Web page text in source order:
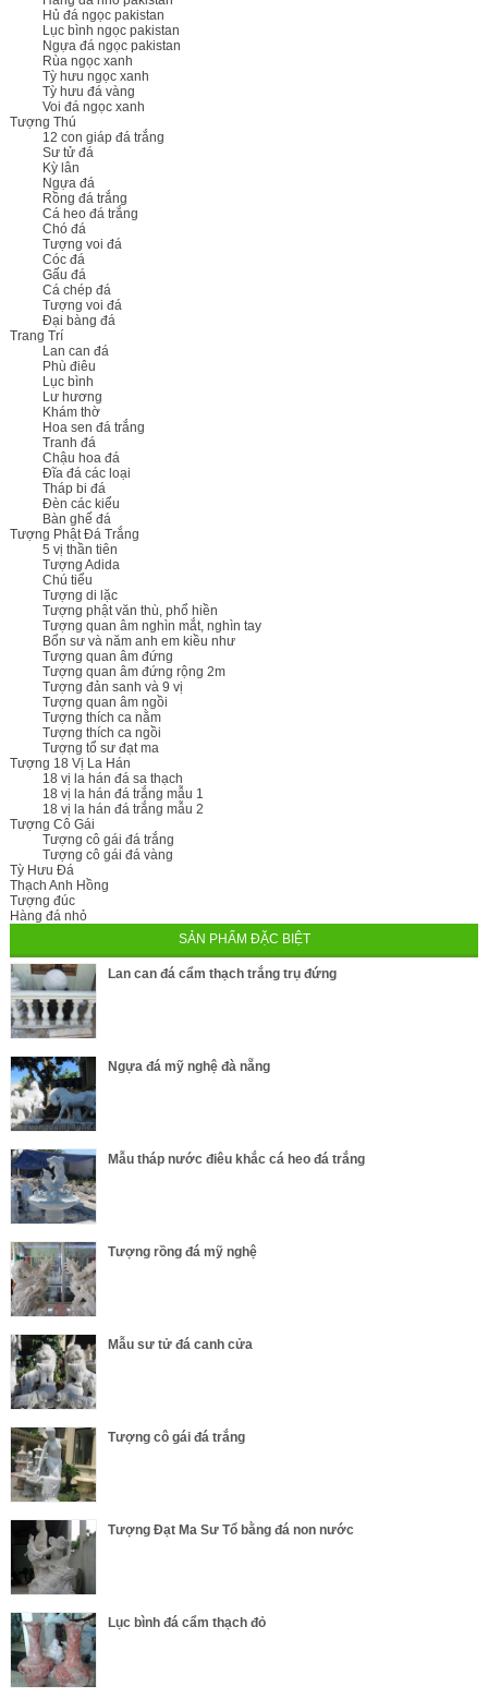
Hủ đá ngọc pakistan
Lục bình ngọc pakistan
Ngựa đá ngọc pakistan
Rùa ngọc xanh
Tỳ hưu ngọc xanh
Tỳ hưu đá vàng
Voi đá ngọc xanh
Tượng Thú
12 con giáp đá trắng
Sư tử đá
Kỳ lân
Ngựa đá
Rồng đá trắng
Cá heo đá trắng
Chó đá
Tượng voi đá
Cóc đá
Gấu đá
Cá chép đá
Tượng voi đá
Đại bàng đá
Trang Trí
Lan can đá
Phù điêu
Lục bình
Lư hương
Khám thờ
Hoa sen đá trắng
Tranh đá
Chậu hoa đá
Đĩa đá các loại
Tháp bi đá
Đèn các kiểu
Bàn ghế đá
Tượng Phật Đá Trắng
5 vị thần tiên
Tượng Adida
Chú tiểu
Tượng di lặc
Tượng phật văn thù, phổ hiền
Tượng quan âm nghìn mắt, nghìn tay
Bổn sư và năm anh em kiều như
Tượng quan âm đứng
Tượng quan âm đứng rộng 2m
Tượng đản sanh và 9 vị
Tượng quan âm ngồi
Tượng thích ca nằm
Tượng thích ca ngồi
Tượng tổ sư đạt ma
Tượng 18 Vị La Hán
18 vị la hán đá sa thạch
18 vị la hán đá trắng mẫu 1
18 vị la hán đá trắng mẫu 2
Tượng Cô Gái
Tượng cô gái đá trắng
Tượng cô gái đá vàng
Tỳ Hưu Đá
Thạch Anh Hồng
Tượng đúc
Hàng đá nhỏ
SẢN PHẨM ĐẶC BIỆT
Lan can đá cẩm thạch trắng trụ đứng
Ngựa đá mỹ nghệ đà nẵng
Mẫu tháp nước điêu khắc cá heo đá trắng
Tượng rồng đá mỹ nghệ
Mẫu sư tử đá canh cửa
Tượng cô gái đá trắng
Tượng Đạt Ma Sư Tổ bằng đá non nước
Lục bình đá cẩm thạch đỏ